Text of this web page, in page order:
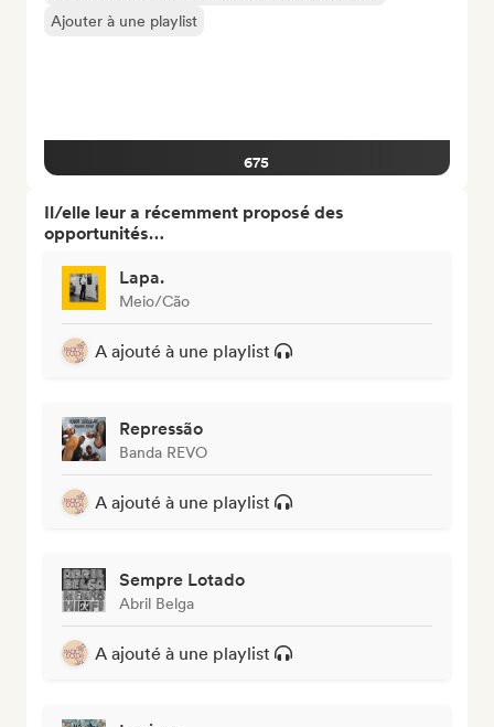
Ajouter à une playlist
675
Il/elle leur a récemment proposé des
opportunités…
Lapa.
Meio/Cão
A ajouté à une playlist
Repressão
Banda REVO
A ajouté à une playlist
Sempre Lotado
Abril Belga
A ajouté à une playlist